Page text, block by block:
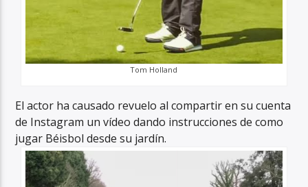
Tom Holland
El actor ha causado revuelo al compartir en su cuenta
de Instagram un vídeo dando instrucciones de como
jugar Béisbol desde su jardín.